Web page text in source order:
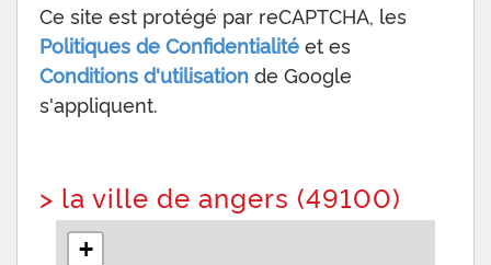
Ce site est protégé par reCAPTCHA, les
Politiques de Confidentialité et es
Conditions d'utilisation de Google
s'appliquent.
> la ville de angers (49100)
+